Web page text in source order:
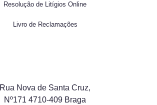
Resolução de Litígios Online
Livro de Reclamações
Rua Nova de Santa Cruz,
Nº171 4710-409 Braga